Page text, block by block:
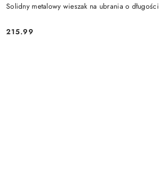
Solidny metalowy wieszak na ubrania o
Cena:
215.99